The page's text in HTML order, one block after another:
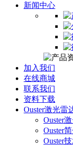
新闻中心
加入我们
在线商城
联系我们
资料下载
Ouster激光雷
Ouster
Ouster
Ouster